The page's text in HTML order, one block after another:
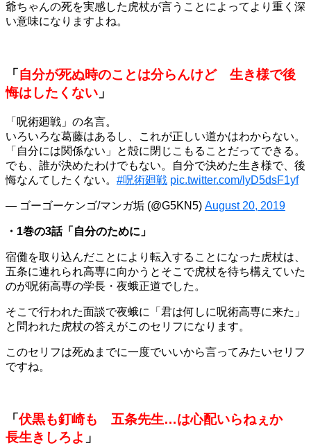
爺ちゃんの死を実感した虎杖が言うことによってより重く深
い意味になりますよね。
「自分が死ぬ時のことは分らんけど 生き様で後
悔はしたくない 」
「呪術廻戦」の名言。
いろいろな葛藤はあるし、これが正しい道かはわからない。
「自分には関係ない」と殻に閉じこもることだってできる。
でも、誰が決めたわけでもない。自分で決めた生き様で、後
悔なんてしたくない。 #呪術廻戦 pic.twitter.com/lyD5dsF1yf
— ゴーゴーケンゴ/マンガ垢 (@G5KN5) August 20, 2019
・1巻の3話「自分のために」
宿儺を取り込んだことにより転入することになった虎杖は、
五条に連れられ高専に向かうとそこで虎杖を待ち構えていた
のが呪術高専の学長・夜蛾正道でした。
そこで行われた面談で夜蛾に「君は何しに呪術高専に来た」
と問われた虎杖の答えがこのセリフになります。
このセリフは死ぬまでに一度でいいから言ってみたいセリフ
ですね。
「 伏黒も釘崎も 五条先生…は心配いらねぇか
長生きしろよ 」